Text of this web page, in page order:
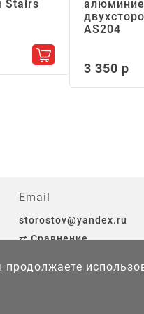
Stairs
Добавить в корзину
АS204
3 350 р
Email
storostov@yandex.ru
⇄ Сравнение